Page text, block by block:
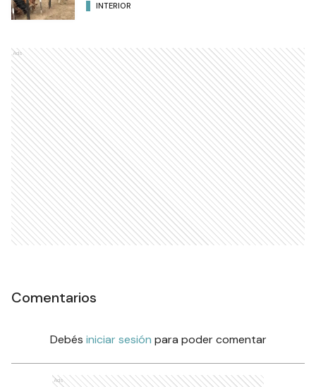
INTERIOR
Ads
Comentarios
Debés iniciar sesión para poder comentar
Ads